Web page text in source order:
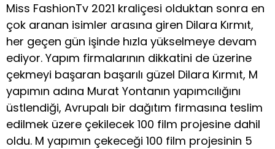
Miss FashionTv 2021 kraliçesi olduktan sonra en
çok aranan isimler arasına giren Dilara Kırmıt,
her geçen gün işinde hızla yükselmeye devam
ediyor. Yapım firmalarının dikkatini de üzerine
çekmeyi başaran başarılı güzel Dilara Kırmıt, M
yapımın adına Murat Yontanın yapımcılığını
üstlendiği, Avrupalı bir dağıtım firmasına teslim
edilmek üzere çekilecek 100 film projesine dahil
oldu. M yapımın çekeceği 100 film projesinin 5